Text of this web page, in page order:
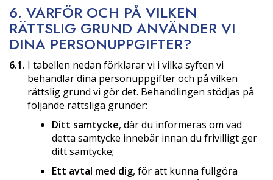
6. VARFÖR OCH PÅ VILKEN
RÄTTSLIG GRUND ANVÄNDER VI
DINA PERSONUPPGIFTER?
6.1. I tabellen nedan förklarar vi i vilka syften vi
behandlar dina personuppgifter och på vilken
rättslig grund vi gör det. Behandlingen stödjas på
följande rättsliga grunder:
Ditt samtycke, där du informeras om vad
detta samtycke innebär innan du frivilligt ger
ditt samtycke;
Ett avtal med dig, för att kunna fullgöra